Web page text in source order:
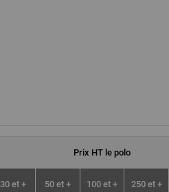
Prix HT le polo
30 et + 50 et + 100 et + 250 et +